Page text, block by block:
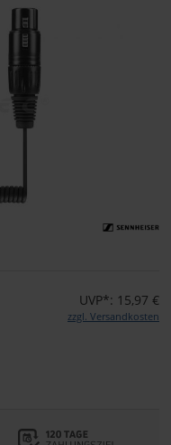
UVP*: 15,97 €
zzgl. Versandkosten